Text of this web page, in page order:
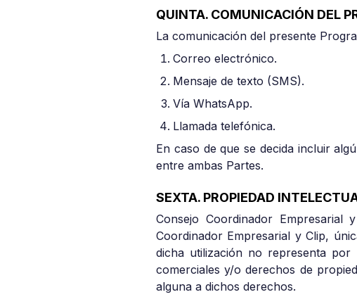
QUINTA. COMUNICACIÓN DEL
La comunicación del presente
Correo electrónico.
Mensaje de texto (SMS).
Vía WhatsApp.
Llamada telefónica.
En caso de que se decida incluir
entre ambas Partes.
SEXTA. PROPIEDAD
Consejo Coordinador
Coordinador Empresarial y Clip,
dicha utilización no representa
comerciales y/o derechos de
alguna a dichos derechos.